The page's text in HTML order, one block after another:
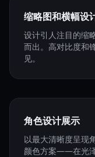
缩略图和横幅设
设计引人注目的缩
而出。高对比度和
见。
角色设计展示
以最大清晰度呈
颜色方案——在光泽